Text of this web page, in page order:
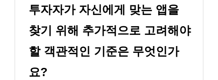
투자자가 자신에게 맞는 앱을
찾기 위해 추가적으로 고려해야
할 객관적인 기준은 무엇인가
요?